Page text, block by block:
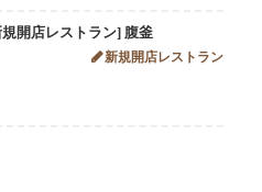
開店レストラン] 腹釜
新規開店レストラン